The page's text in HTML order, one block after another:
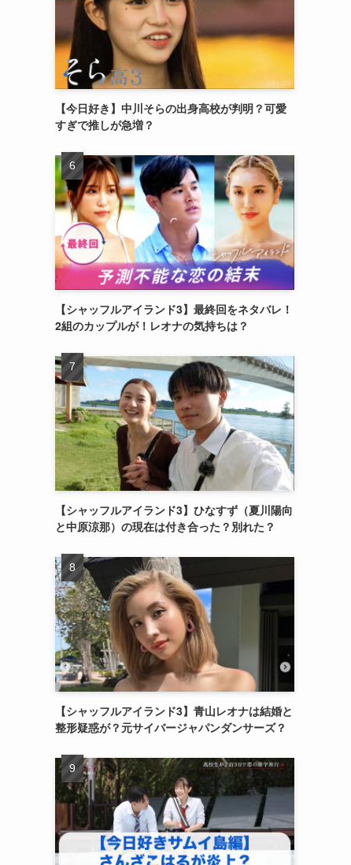
【今日好き】中川そらの出身高校が判明？可愛
すぎで推しが急増？
【シャッフルアイランド3】最終回をネタバレ！
2組のカップルが！レオナの気持ちは？
【シャッフルアイランド3】ひなすず（夏川陽向
と中原涼那）の現在は付き合った？別れた？
【シャッフルアイランド3】青山レオナは結婚と
整形疑惑が？元サイバージャパンダンサーズ？